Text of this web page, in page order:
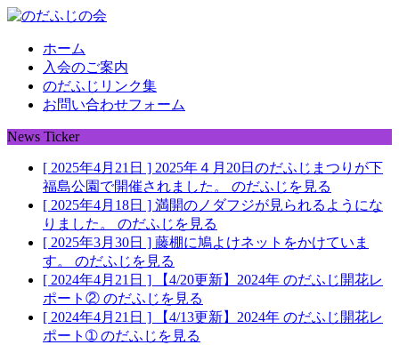
ホーム
入会のご案内
のだふじリンク集
お問い合わせフォーム
News Ticker
[ 2025年4月21日 ] 2025年４月20日のだふじまつりが下
福島公園で開催されました。 のだふじを見る
[ 2025年4月18日 ] 満開のノダフジが見られるようにな
りました。 のだふじを見る
[ 2025年3月30日 ] 藤棚に鳩よけネットをかけていま
す。 のだふじを見る
[ 2024年4月21日 ]
【4/20更新】2024年 のだふじ開花レ
ポート② のだふじを見る
[ 2024年4月21日 ]
【4/13更新】2024年 のだふじ開花レ
ポート➀のだふじを見る